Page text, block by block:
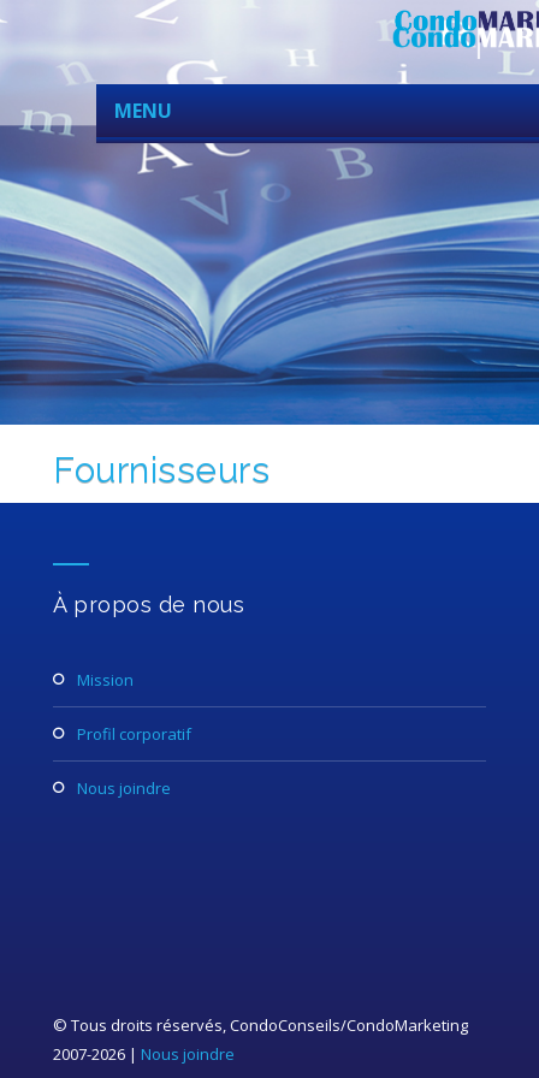
MENU
Fournisseurs
À propos de nous
mission
profil corporatif
nous joindre
© Tous droits réservés, CondoConseils/CondoMarketing
2007-2026 | Nous joindre